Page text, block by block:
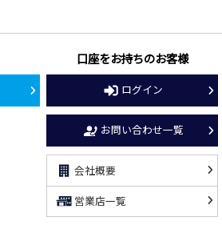
口座をお持ちのお客様
ログイン
お問い合わせ一覧
会社概要
営業店一覧